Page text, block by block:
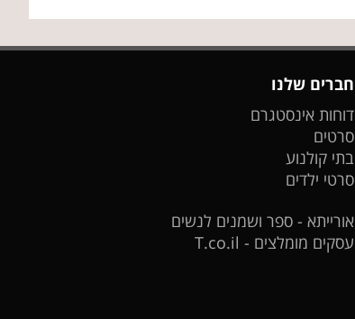
חברים שלנו
דוחות אינסטגרם
סרטים
בתי קולנוע
סרטי ילדים
אורייתא - ספר ושמנים לנשים
עסקים מומלצים - T.co.il